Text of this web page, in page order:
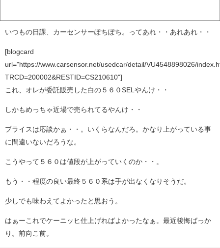
いつもの日課、カーセンサーぽちぽち。ってあれ・・あれあれ・・
[blogcard
url="https://www.carsensor.net/usedcar/detail/VU4548898026/
TRCD=200002&RESTID=CS210610"]
これ、オレが委託販売した白の５６０SELやんけ・・
しかもめっちゃ近場で売られてるやんけ・・
プライスは応談かぁ・・。いくらなんだろ。かなり上がっている事
に間違いないだろうな。
こうやって５６０は値段が上がっていくのか・・。
もう・・程度の良い最終５６０系は手が出なくなりそうだ。
少しでも味わえてよかったと思おう。
はぁーこれでケーニッヒ仕上げればよかったなぁ。最近後悔ばっか
り。前向こ前。